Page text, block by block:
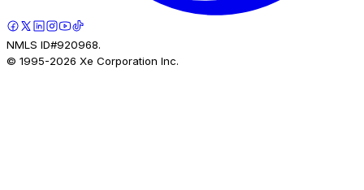
NMLS ID#920968.
© 1995-2026 Xe Corporation Inc.